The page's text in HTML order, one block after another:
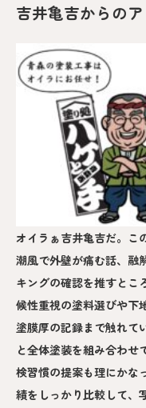
吉井亀吉からの
オイラぁ吉井亀吉だ。こ
潮風で外壁が痛む話、融
キングの確認を推すとこ
候性重視の塗料選びや下
塗膜厚の記録まで触れて
と全体塗装を組み合わせ
検習慣の提案も理にかな
績をしっかり比較して、